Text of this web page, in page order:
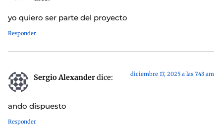
yo quiero ser parte del proyecto
Responder
Sergio Alexanderdice: diciembre 17, 2025 a las 7:43 am
ando dispuesto
Responder